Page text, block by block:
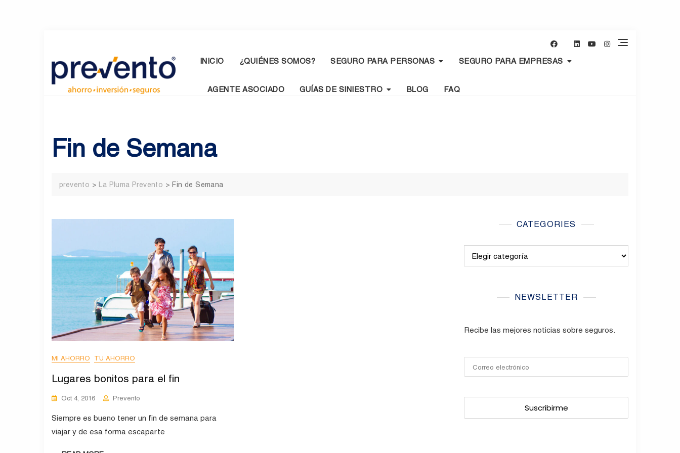
content
INICIO ¿QUIÉNES SOMOS? SEGURO PARA PERSONAS SEGURO PARA EMPRESAS
AGENTE ASOCIADO GUÍAS DE SINIESTRO BLOG FAQ
Fin de Semana
prevento > La Pluma Prevento > Fin de Semana
MI AHORRO TU AHORRO
Lugares bonitos para el fin
Oct 4, 2016 Prevento
Siempre es bueno tener un fin de semana para
viajar y de esa forma escaparte
CATEGORIES
NEWSLETTER
Recibe las mejores noticias sobre seguros.